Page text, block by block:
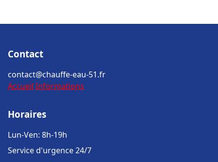
Contact
contact@chauffe-eau-51.fr
Accueil Informations
Horaires
Lun-Ven: 8h-19h
Service d'urgence 24/7